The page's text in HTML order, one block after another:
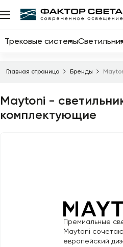
Трековые системы
Главная страница Бренды
Maytoni -
комплектующие
Премиальные
Maytoni
европейский
Назад
Каталог
Люстры
Бра
Настольные лампы
Профили для ленты